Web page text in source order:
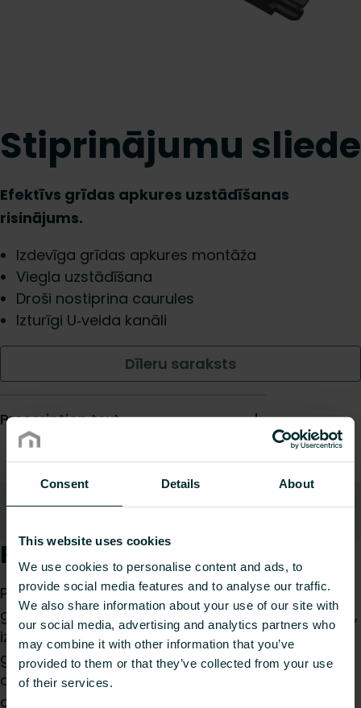
Consent Details About
This website uses cookies
We use cookies to personalise content and ads, to
provide social media features and to analyse our traffic.
We also share information about your use of our site with
our social media, advertising and analytics partners who
may combine it with other information that you’ve
provided to them or that they’ve collected from your use
of their services.
Stiprinājumu sliede
Efektīvs grīdas apkures uzstādīšanas
risinājums.
Izdevīga grīdas apkures montāža
Viegla uzstādīšana
Droši nostiprina caurules
Izturīgi U‑veida kanāli
Dīleru saraksts
Prescription text
Apraksts Uz augšu
Produkta apraksts
Purmo Cliprail sistēma nodrošina drošu Floortec
grīdas apkures cauruļu stiprināšanu pie izolācijas,
izmantojot U-veida stiprinājumus; izmantojama
gan tradicionālajos, gan šķidrajos klonos;
caurules ieklāšana serpentīna rakstā nodrošina
optimālu siltuma izkliedi.